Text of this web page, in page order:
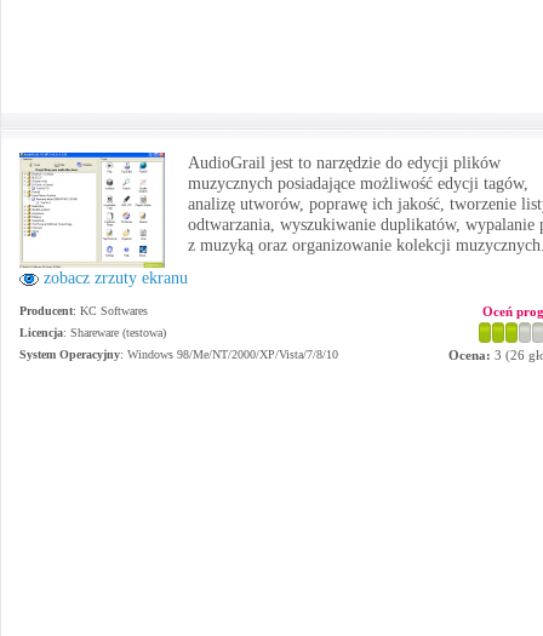
zobacz zrzuty ekranu
AudioGrail jest to narzędzie do edycji plików
muzycznych posiadające możliwość edycji tagów,
analizę utworów, poprawę ich jakość, tworzenie
odtwarzania, wyszukiwanie duplikatów, wypalanie
z muzyką oraz organizowanie kolekcji
Producent: KC Softwares
Licencja: Shareware (testowa)
System Operacyjny: Windows 98/Me/NT/2000/XP/Vista/7/8/10
Oceń
Ocena: 3 (26